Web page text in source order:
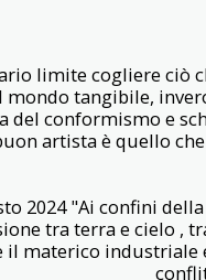
limite cogliere ciò
tangibile,
del conformismo e
artista è quello
2024 "Ai confini
tra terra e cielo ,
il materico